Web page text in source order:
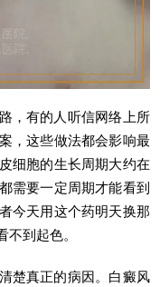
，有的人听信网络上所
，这些做法都会影响最
细胞的生长周期大约在
需要一定周期才能看到
今天用这个药明天换那
到起色。
楚真正的病因。白癜风